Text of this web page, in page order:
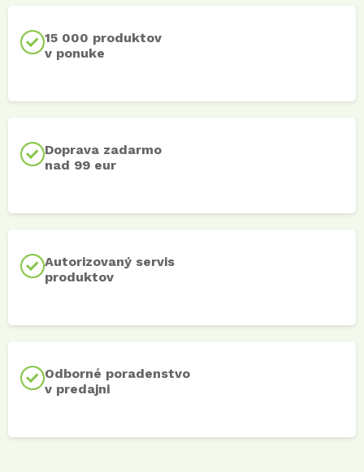
15 000 produktov
v ponuke
Doprava zadarmo
nad 99 eur
Autorizovaný servis
produktov
Odborné poradenstvo
v predajni